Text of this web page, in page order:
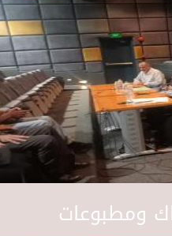
ومطبوعات